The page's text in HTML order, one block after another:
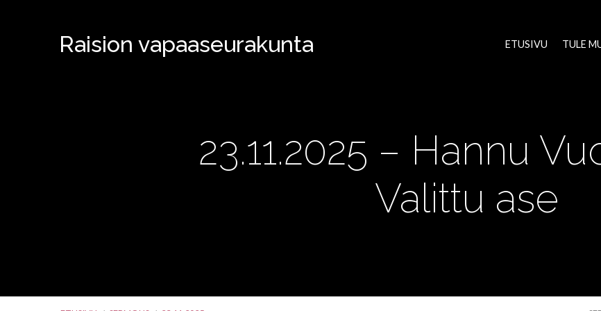
Raision vapaaseurakunta ETUSIVU TULE
23.11.2025 – Hannu
Valittu ase